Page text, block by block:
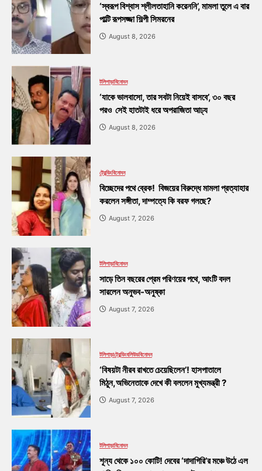
‘স্বরূপ বিশ্বাস শ্লীলতাহানি করেননি’, মামলা তুলে এ বার
পাল্টি রূপসজ্জা শিল্পী সিমরনের
August 8, 2026
টলিপাড়াবিনোদন
‘যাকে ভালবাসো, তার সবটা নিয়েই বাসবে’, ৩০ বছর
পরও সেই হাতটাই ধরে অপরাজিতা আঢ্য
August 8, 2026
ট্রেন্ডিংবিনোদন
বিচ্ছেদের পথে ব্রেক! বিজয়ের বিরুদ্ধে মামলা প্রত্যাহার
করলেন সঙ্গীতা, দাম্পত্যে কি বরফ গলছে?
August 7, 2026
টলিপাড়াবিনোদন
সাড়ে তিন বছরের প্রেম পরিণয়ের পথে, আংটি বদল
সারলেন অনুভব-অনুষ্কা
August 7, 2026
টলিপাড়াট্রেন্ডিংবলিউডবিনোদন
‘বিষয়টা নীরব রাখতে চেয়েছিলেন’! হাসপাতালে
মিঠুন,অভিনেতাকে দেখে কী বললেন মুখ্যমন্ত্রী ?
August 7, 2026
টলিপাড়াবিনোদন
শূন্য থেকে ১০০ কোটি! দেবের ‘দাদাগিরি’র মঞ্চে উঠে এল